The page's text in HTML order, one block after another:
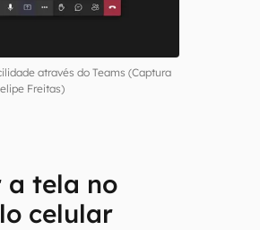
através do Teams (Captura
Freitas)
a tela no
celular